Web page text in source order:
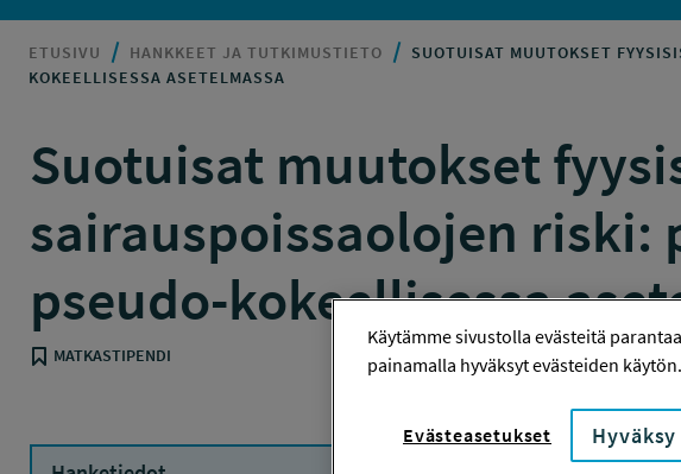
ETUSIVU HANKKEET JA TUTKIMUSTIETO
SUOTUISAT MUUTOKSET
KOKEELLISESSA ASETELMASSA
Suotuisat muutokset
sairauspoissaolojen
pseudo-kokeellisessa
MATKASTIPENDI
Käytämme sivustolla evästeitä
painamalla hyväksyt evästeiden
Evästeasetukset